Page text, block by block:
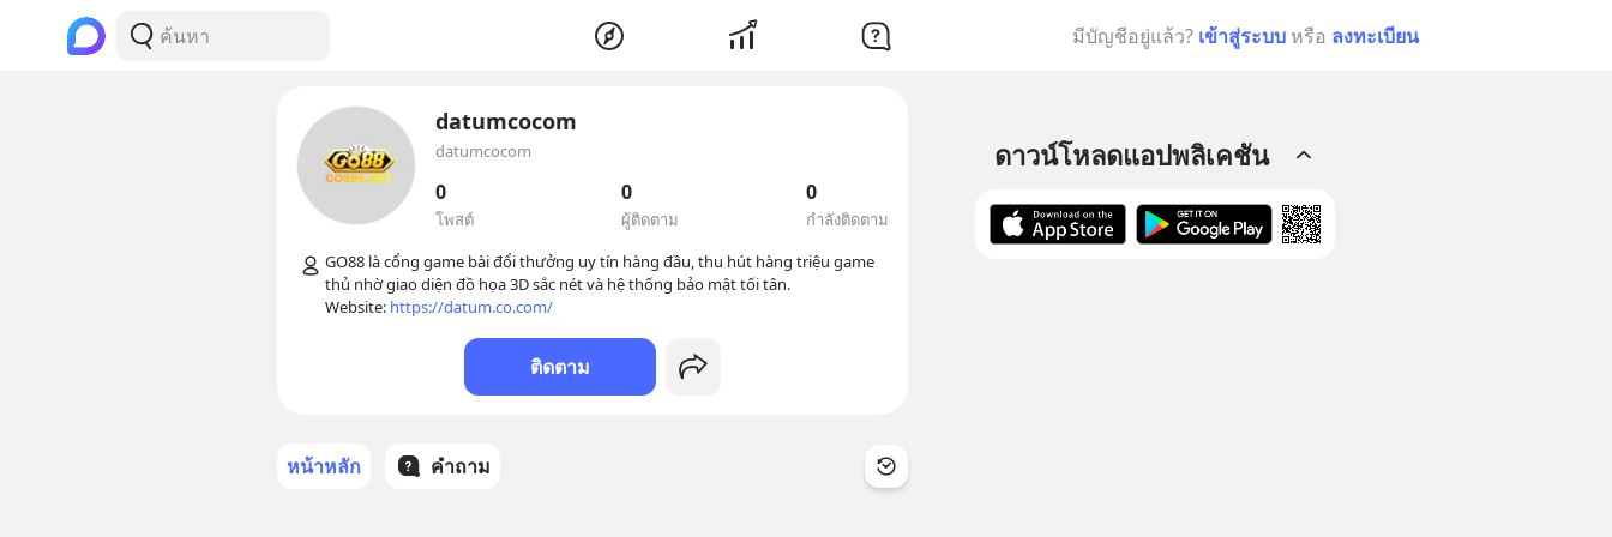
มีบัญชีอยู่แล้ว? เข้าสู่ระบบ หรือ ลงทะเบียน
datumcocom
datumcocom
0
โพสต์
0
ผู้ติดตาม
0
กำลังติดตาม
GO88 là cổng game bài đổi thưởng uy tín hàng đầu, thu hút hàng triệu game
thủ nhờ giao diện đồ họa 3D sắc nét và hệ thống bảo mật tối tân.
Website: https://datum.co.com/
ติดตาม
หน้าหลัก คำถาม
ดาวน์โหลดแอปพลิเคชัน